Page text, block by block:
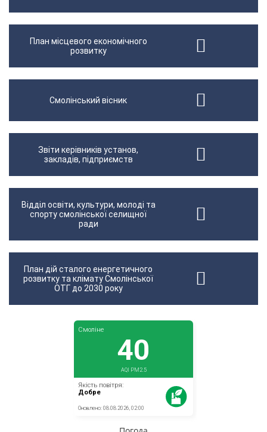
План місцевого економічного
розвитку
Смолінський вісник
Звіти керівників установ,
закладів, підприємств
Відділ освіти, культури, молоді та
спорту смолінської селищної
ради
План дій сталого енергетичного
розвитку та клімату Смолінської
ОТГ до 2030 року